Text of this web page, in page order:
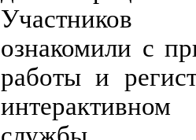
Участников
ознакомили с
работы и